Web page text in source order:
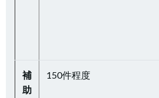
補
助
150件程度